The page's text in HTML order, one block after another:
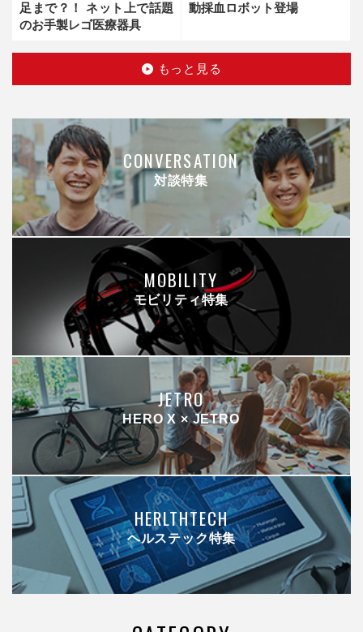
足まで？！ ネット上で話題
のお手製レゴ医療器具
動採血ロボット登場
もっと見る
CONVERSATION
対談特集
MOBILITY
モビリティ特集
JETRO
HERO X × JETRO
HERLTHTECH
ヘルステック特集